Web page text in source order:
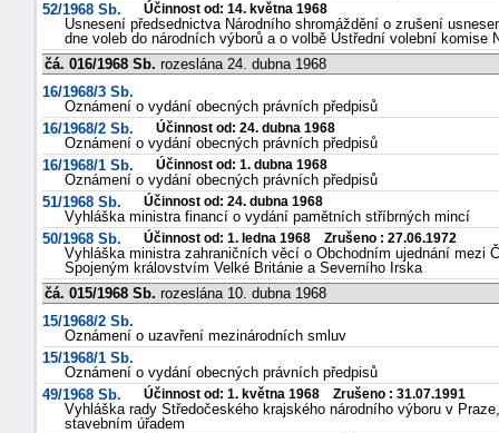
52/1968 Sb.
Účinnost od: 14. května 1968
Usnesení předsednictva Národního shromáždění o zrušení
dne voleb do národních výborů a o volbě Ústřední volební komise
čá. 016/1968 Sb. rozeslána 24. dubna 1968
16/1968/3 Sb.
Oznámení o vydání obecných právních předpisů
16/1968/2 Sb.
Účinnost od: 24. dubna 1968
Oznámení o vydání obecných právních předpisů
16/1968/1 Sb.
Účinnost od: 1. dubna 1968
Oznámení o vydání obecných právních předpisů
51/1968 Sb.
Účinnost od: 24. dubna 1968
Vyhláška ministra financí o vydání pamětních stříbrných mincí
50/1968 Sb.
Účinnost od: 1. ledna 1968 Zrušeno : 27.06.1972
Vyhláška ministra zahraničních věcí o Obchodním ujednání mezi
Spojeným královstvím Velké Británie a Severního Irska
čá. 015/1968 Sb. rozeslána 10. dubna 1968
15/1968/2 Sb.
Oznámení o uzavření mezinárodních smluv
15/1968/1 Sb.
Oznámení o vydání obecných právních předpisů
49/1968 Sb.
Účinnost od: 1. května 1968 Zrušeno : 31.07.1991
Vyhláška rady Středočeského krajského národního výboru v
stavebním úřadem